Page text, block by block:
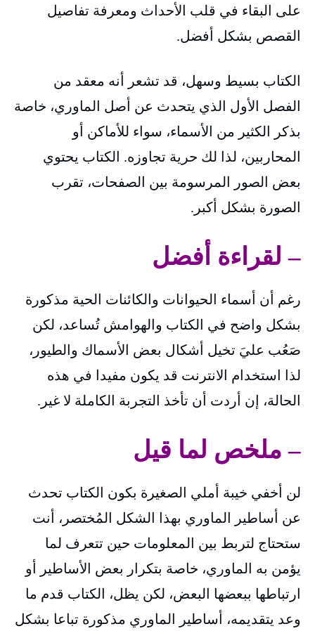
على البقاء في قلب الأحداث ومعرفة تفاصيل
القصص بشكل أفضل.
الكتاب بسيط وسهل، قد تشعر أنه معقد من
الفصل الأول الذي يتحدث عن أصل الماوري، خاصة
بذكر الكثير من الأسماء، سواء للأماكن أو
المحاربين، لذا لك حرية تجاوزه. الكتاب يحتوي
بعض الصور المرسومة بين الصفحات، تقرب
الصورة بشكل أكبر.
– لقراءة أفضل
رغم أن أسماء الحيوانات والكائنات الحية مذكورة
بشكل واضح في الكتاب والهوامش تُساعد، لكن
صَعُب عليَ تخيل أشكال بعض الأسماك والطيور،
لذا استخدام الانترنت قد يكون مفيدا في هذه
الحالة، إن أردت أن تأخذ التجربة الكاملة لا غير.
– ملخص لما قيل
لن أخفي خيبة أملي الصغيرة بكون الكتاب تحدث
عن أساطير الماوري بهذا الشكل المُختصر، أنت
ستحتاج لتربط بين المعلومات حين تتعرف لما
يؤمن به الماوري، خاصة بتكرار بعض الأساطير أو
ارتباطها ببعضها البعض، لكن يظل، الكتاب قدم ما
وعد يتقديمه، أساطير الماوري مذكورة تباعا بشكل